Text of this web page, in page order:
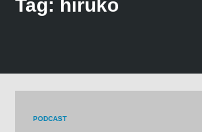
Tag: hiruko
PODCAST